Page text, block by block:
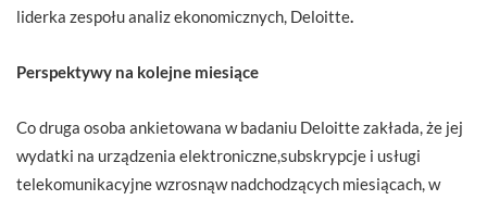
liderka zespołu analiz ekonomicznych, Deloitte
Perspektywy na kolejne miesiące
Co druga osoba ankietowana w badaniu Deloitte zakłada, że jej
wydatki na urządzenia elektroniczne,subskrypcje i usługi
telekomunikacyjne wzrosnąw nadchodzących miesiącach, w